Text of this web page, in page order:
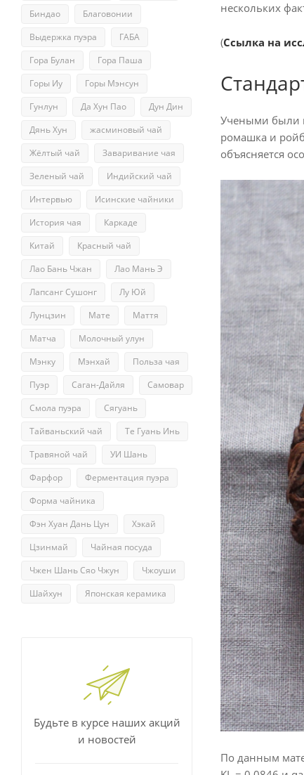
нескольких
(Ссылка на
Учеными были
ромашка и
объясняется
По данным
Биндао
Благовонии
Выдержка пуэра
ГАБА
Гора Булан
Гора Паша
Горы Иу
Горы Мэнсун
Гунлун
Да Хун Пао
Дун Дин
Дянь Хун
жасминовый чай
Жёлтый чай
Заваривание чая
Зеленый чай
Индийский чай
Интервью
Исинские чайники
История чая
Каркаде
Китай
Красный чай
Лао Бань Чжан
Лао Мань Э
Лапсанг Сушонг
Лу Юй
Лунцзин
Мате
Маття
Матча
Молочный улун
Мэнку
Мэнхай
Польза чая
Пуэр
Саган-Дайля
Самовар
Смола пуэра
Сягуань
Тайваньский чай
Те Гуань Инь
Травяной чай
УИ Шань
Фарфор
Ферментация пуэра
Форма чайника
Фэн Хуан Дань Цун
Хэкай
Цзинмай
Чайная посуда
Чжен Шань Сяо Чжун
Чжоуши
Шайхун
Японская керамика
Будьте в курсе наших акций
и новостей